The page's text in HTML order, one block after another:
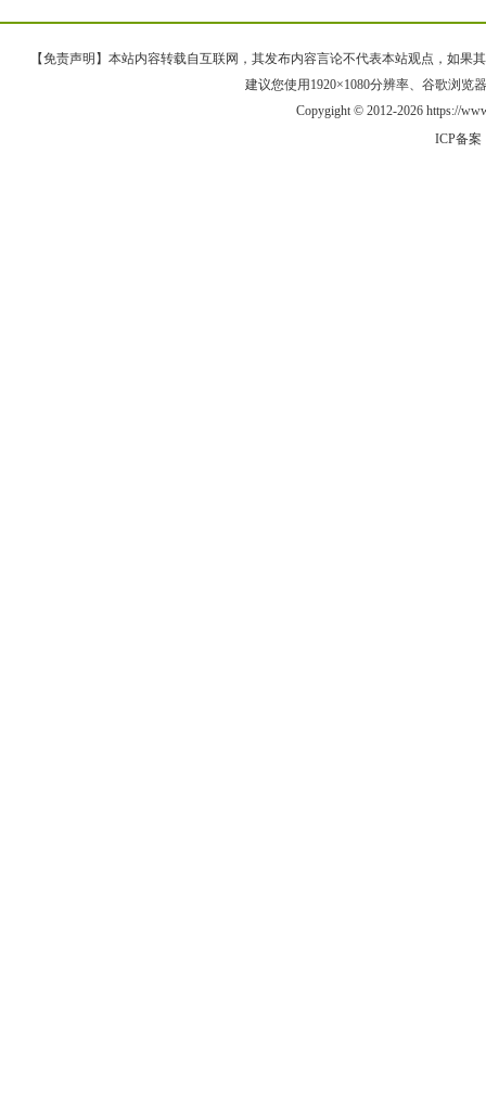
【免责声明】本站内容转载自互联网，其发布内容言论不代表本站观点，如果
建议您使用1920×1080分辨率、谷歌浏览
Copygight © 2012-2026 https://
ICP备案